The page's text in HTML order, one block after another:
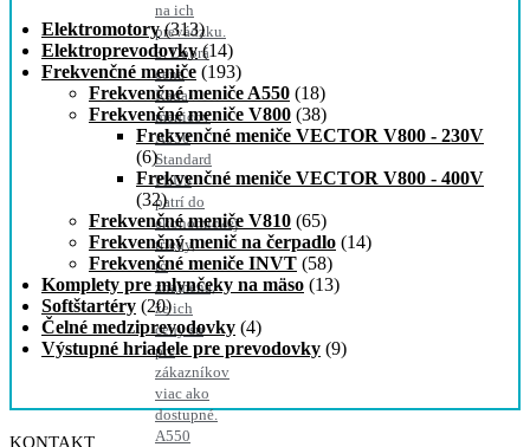
na ich
prevádzku.
3. Dobrá
cena
Rada
meničov
A550
Standard
PLUS
patrí do
ekonomickej
triedy,
to
znamená,
že ich
ceny sú
pre
zákazníkov
viac ako
dostupné.
A550
Elektromotory (313)
Elektroprevodovky (14)
Frekvenčné meniče (193)
Frekvenčné meniče A550 (18)
Frekvenčné meniče V800 (38)
Frekvenčné meniče VECTOR V800 - 230V
(6)
Frekvenčné meniče VECTOR V800 - 400V
(32)
Frekvenčné meniče V810 (65)
Frekvenčný menič na čerpadlo (14)
Frekvenčné meniče INVT (58)
Komplety pre mlynčeky na mäso (13)
Softštartéry (20)
Čelné medziprevodovky (4)
Výstupné hriadele pre prevodovky (9)
KONTAKT